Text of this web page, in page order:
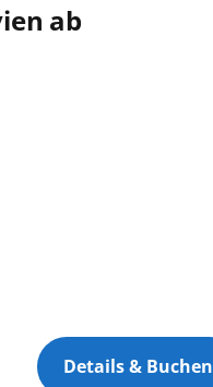
ab
Details & Buchen